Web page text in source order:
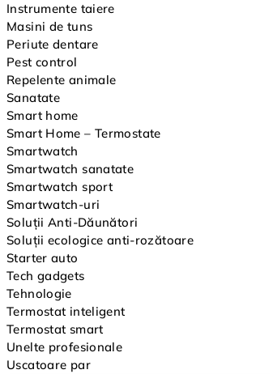
Instrumente taiere
Masini de tuns
Periute dentare
Pest control
Repelente animale
Sanatate
Smart home
Smart Home – Termostate
Smartwatch
Smartwatch sanatate
Smartwatch sport
Smartwatch-uri
Soluții Anti-Dăunători
Soluții ecologice anti-rozătoare
Starter auto
Tech gadgets
Tehnologie
Termostat inteligent
Termostat smart
Unelte profesionale
Uscatoare par